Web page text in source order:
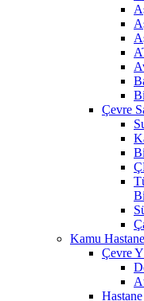
Çevre
Kamu
Çevre